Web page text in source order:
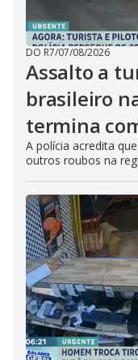
DO R7/07/08/2026
Assalto a
brasileiro
termina
A polícia acredita
outros roubos na